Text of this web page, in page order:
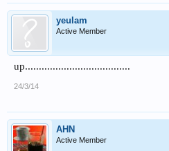
yeulam
Active Member
up......................................
24/3/14
AHN
Active Member